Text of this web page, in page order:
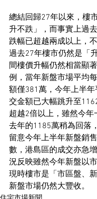
總結回歸27年以來，樓
升不跌」，而事實上過
跌幅已超越兩成以上，
過去27年樓市仍然是「
間樓價升幅仍然相當顯
例，當年新盤市場平均
額僅381萬，今年上半
交金額已大幅跳升至
超越2倍以上，雖然今年
去年的1185萬稍為回落
留意今年上半年新盤銷
數，港島區的成交亦急
況反映雖然今年新盤以
現時樓市是「市區盤、
新盤市場仍然大豐收。